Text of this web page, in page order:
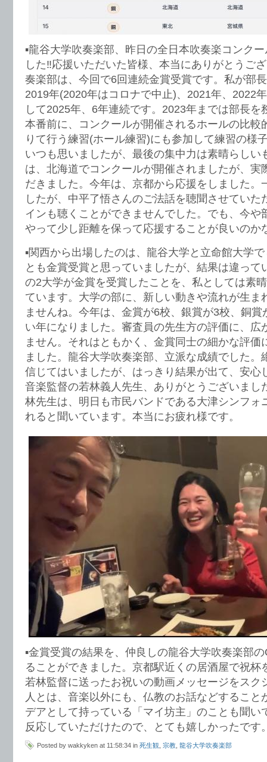
▪️龍谷大学吹奏楽部、昨日の全日本吹奏楽コンク
した‼️応援いただいた皆様、本当にありがとうご
奏楽部は、今回で6回連続金賞受賞です。私が部
2019年(2020年はコロナで中止)、2021年、2022
して2025年、6年連続です。2023年までは部長を
本番前に、コンクールが開催されるホールの比較
りて行う練習(ホール練習)にも参加して練習の様
いつも思いましたが、最後の集中力は素晴らしい
は、北海道でコンクールが開催されましたが、実
だきました。今年は、京都から応援をしました。
したが、中平了悟さんのご法話を聴聞させていた
インも聴くことができませんでした。でも、今や
やって少し距離を保って応援することが良いのか
▪️関西から出場したのは、龍谷大学と立命館大学
とも金賞受賞と思っていましたが、結果は違って
の2大学が金賞を受賞したことを、私としては素
ています。大学の部に、新しい動きや流れが生ま
ませんね。今年は、金賞が6校、銀賞が3校、銅
い年になりました。審査員の先生方の評価に、広
ません。それはともかく、金賞同士の細かな評価
ました。龍谷大学吹奏楽部、立派な成績でした。
信じてはいましたが、はっきり結果が出て、安心
音楽監督の若林義人先生、ありがとうございまし
林先生は、明日も市民バンドである大津シンフォ
れると聞いています。本当にお疲れ様です。
▪️金賞受賞の結果を、仲良しの龍谷大学吹奏楽部
ることができました。京都駅近くの居酒屋で祝杯
若林監督に送ったお祝いの動画メッセージをスク
人とは、音楽以外にも、仏教のお話などすること
デアとして持っている「マイ坊主」のことも聞い
反応していただけたので、とても嬉しかったです
Posted by wakkyken at 11:58:34 in 死生観 宗教 龍谷大学吹奏楽部